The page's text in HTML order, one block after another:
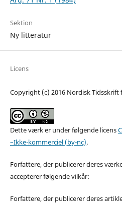
Sektion
Ny litteratur
Licens
Copyright (c) 2016 Nordisk
Dette værk er under følgende licens
–Ikke-kommerciel (by-nc).
Forfattere, der publicerer deres
accepterer følgende vilkår:
Forfattere, der publicerer deres